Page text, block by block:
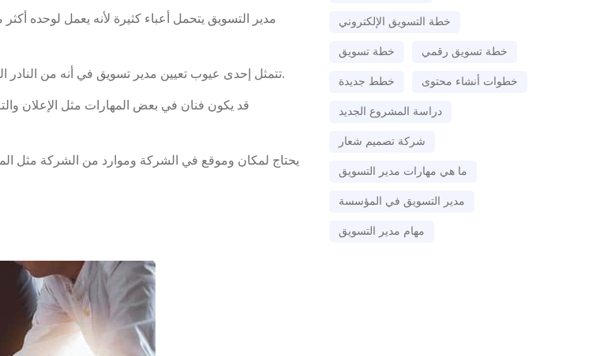
مدير التسويق يتحمل أعباء كثيرة لأنه يعمل لوحده
تتمثل إحدى عيوب تعيين مدير تسويق في أنه من النادر العثور على شخص لديه مهارات في مجموعة من مجالات وخبرات التسويق.
قد يكون فنان في بعض المهارات مثل الإعلان
يحتاج لمكان وموقع في الشركة وموارد من الشركة مثل
خطة التسويق الإلكتروني
خطة تسويق خطة تسويق رقمي
خطط جديدة خطوات أنشاء محتوى
دراسة المشروع الجديد
شركة تصميم شعار
ما هي مهارات مدير التسويق
مدير التسويق في المؤسسة
مهام مدير التسويق